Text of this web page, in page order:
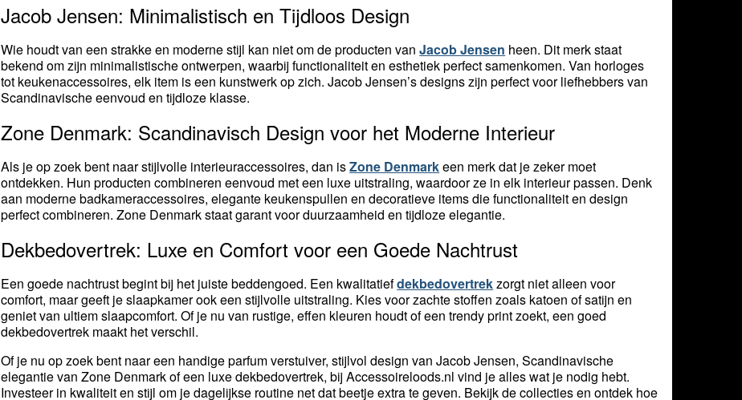
Jacob Jensen: Minimalistisch en Tijdloos Design
Wie houdt van een strakke en moderne stijl kan niet om de producten vanJacob Jensen heen. Dit merk staat
bekend om zijn minimalistische ontwerpen, waarbij functionaliteit en esthetiek perfect samenkomen. Van horloges
tot keukenaccessoires, elk item is een kunstwerk op zich. Jacob Jensen’s designs zijn perfect voor liefhebbers van
Scandinavische eenvoud en tijdloze klasse.
Zone Denmark: Scandinavisch Design voor het Moderne Interieur
Als je op zoek bent naar stijlvolle interieuraccessoires, dan isZone Denmarkeen merk dat je zeker moet
ontdekken. Hun producten combineren eenvoud met een luxe uitstraling, waardoor ze in elk interieur passen. Denk
aan moderne badkameraccessoires, elegante keukenspullen en decoratieve items die functionaliteit en design
perfect combineren. Zone Denmark staat garant voor duurzaamheid en tijdloze elegantie.
Dekbedovertrek: Luxe en Comfort voor een Goede Nachtrust
Een goede nachtrust begint bij het juiste beddengoed. Een kwalitatiefdekbedovertrekzorgt niet alleen voor
comfort, maar geeft je slaapkamer ook een stijlvolle uitstraling. Kies voor zachte stoffen zoals katoen of satijn en
geniet van ultiem slaapcomfort. Of je nu van rustige, effen kleuren houdt of een trendy print zoekt, een goed
dekbedovertrek maakt het verschil.
Of je nu op zoek bent naar een handige parfum verstuiver, stijlvol design van Jacob Jensen, Scandinavische
elegantie van Zone Denmark of een luxe dekbedovertrek, bij Accessoireloods.nl vind je alles wat je nodig hebt.
Investeer in kwaliteit en stijl om je dagelijkse routine net dat beetje extra te geven. Bekijk de collecties en ontdek hoe